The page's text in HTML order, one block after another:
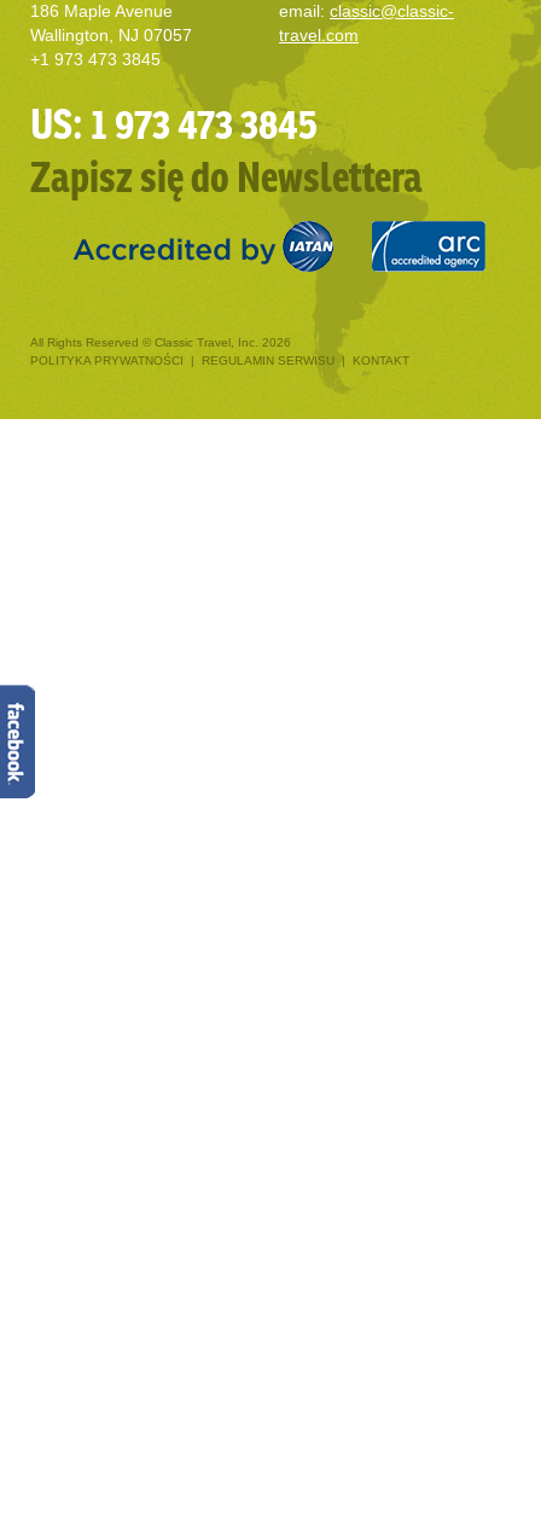
186 Maple Avenue
Wallington, NJ 07057
+1 973 473 3845
email: classic@classic-
travel.com
US: 1 973 473 3845
Zapisz się do Newslettera
All Rights Reserved © Classic Travel, Inc. 2026
POLITYKA PRYWATNOŚCI
| REGULAMIN SERWISU | KONTAKT